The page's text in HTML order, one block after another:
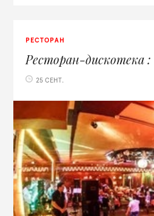
РЕСТОРАН
Ресторан-дискотека
25 СЕНТ.